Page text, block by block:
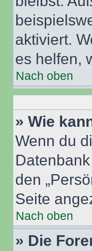
aktiviert.
es helfen,
Nach oben
» Wie
Wenn du
den
Seite
Nach oben
» Die